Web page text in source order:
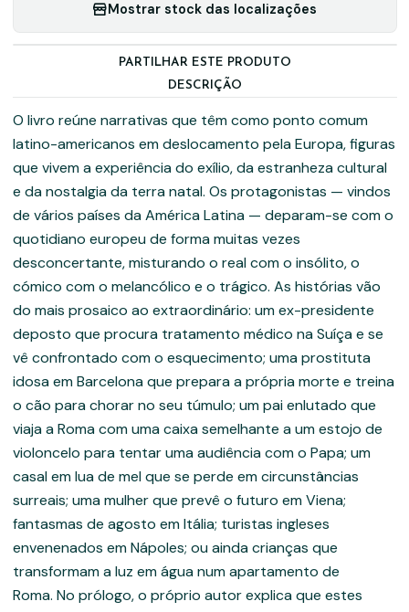
Mostrar stock das localizações
PARTILHAR ESTE PRODUTO
DESCRIÇÃO
O livro reúne narrativas que têm como ponto comum
latino-americanos em deslocamento pela Europa, figuras
que vivem a experiência do exílio, da estranheza cultural
e da nostalgia da terra natal. Os protagonistas — vindos
de vários países da América Latina — deparam-se com o
quotidiano europeu de forma muitas vezes
desconcertante, misturando o real com o insólito, o
cómico com o melancólico e o trágico. As histórias vão
do mais prosaico ao extraordinário: um ex-presidente
deposto que procura tratamento médico na Suíça e se
vê confrontado com o esquecimento; uma prostituta
idosa em Barcelona que prepara a própria morte e treina
o cão para chorar no seu túmulo; um pai enlutado que
viaja a Roma com uma caixa semelhante a um estojo de
violoncelo para tentar uma audiência com o Papa; um
casal em lua de mel que se perde em circunstâncias
surreais; uma mulher que prevê o futuro em Viena;
fantasmas de agosto em Itália; turistas ingleses
envenenados em Nápoles; ou ainda crianças que
transformam a luz em água num apartamento de
Roma. No prólogo, o próprio autor explica que estes